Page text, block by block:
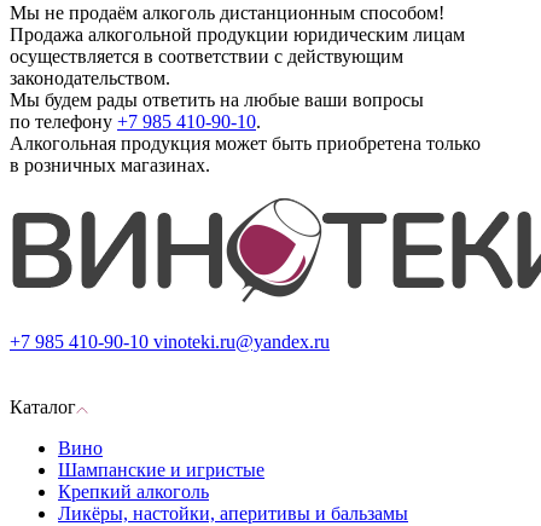
Мы не продаём алкоголь дистанционным способом!
Продажа алкогольной продукции юридическим лицам
осуществляется в соответствии с действующим
законодательством.
Мы будем рады ответить на любые ваши вопросы
по телефону +7 985 410-90-10.
Алкогольная продукция может быть приобретена только
в розничных магазинах.
+7 985 410-90-10 vinoteki.ru@yandex.ru
Каталог
Вино
Шампанские и игристые
Крепкий алкоголь
Ликёры, настойки, аперитивы и бальзамы